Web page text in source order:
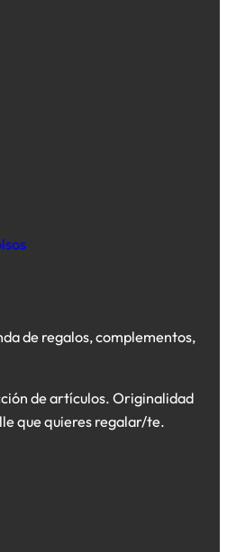
de regalos, complementos,
de artículos. Originalidad
que quieres regalar/te.